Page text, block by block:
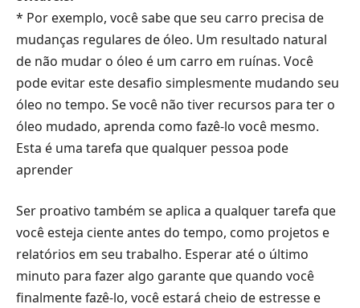
* Por exemplo, você sabe que seu carro precisa de
mudanças regulares de óleo. Um resultado natural
de não mudar o óleo é um carro em ruínas. Você
pode evitar este desafio simplesmente mudando seu
óleo no tempo. Se você não tiver recursos para ter o
óleo mudado, aprenda como fazê-lo você mesmo.
Esta é uma tarefa que qualquer pessoa pode
aprender
Ser proativo também se aplica a qualquer tarefa que
você esteja ciente antes do tempo, como projetos e
relatórios em seu trabalho. Esperar até o último
minuto para fazer algo garante que quando você
finalmente fazê-lo, você estará cheio de estresse e